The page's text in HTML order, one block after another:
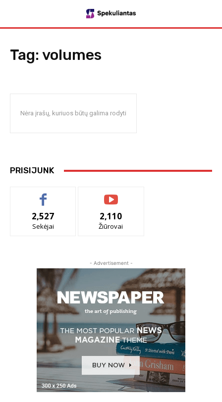
Tag: volumes
Nėra įrašų, kuriuos būtų galima rodyti
PRISIJUNK
2,527
Sekėjai
2,110
Žiūrovai
- Advertisement -